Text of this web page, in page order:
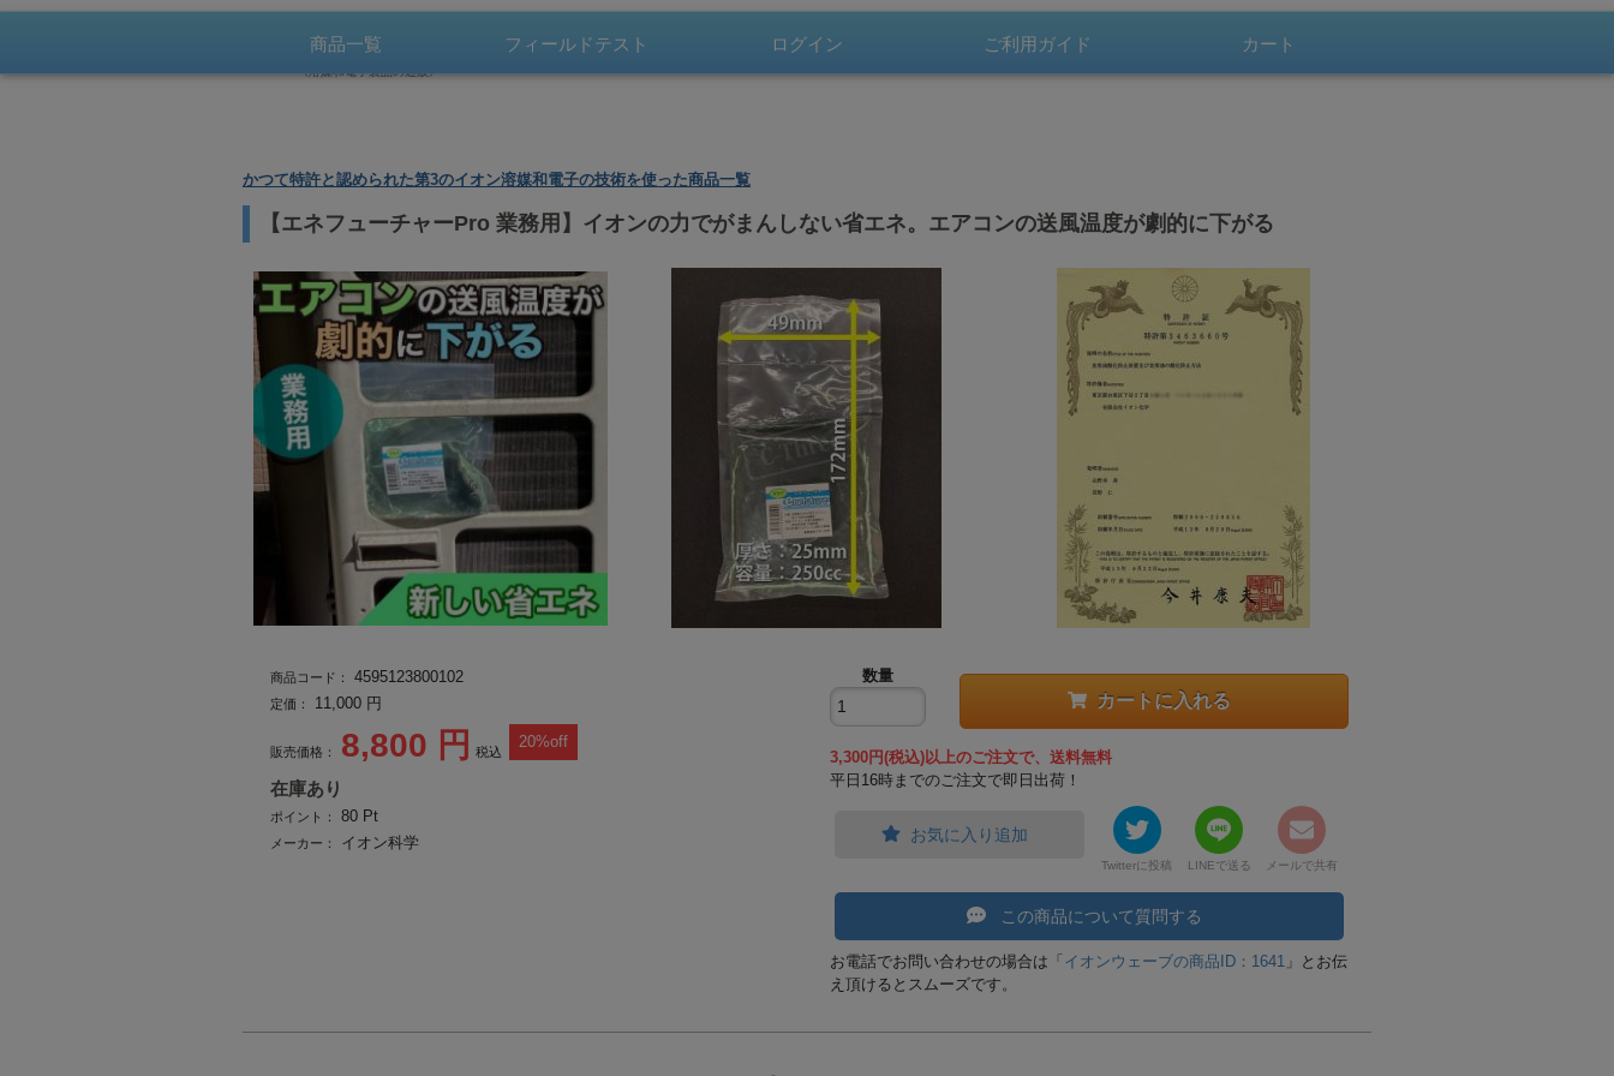
サルフェーション溶解・除去で
鉛バッテリー復活、燃費改善
《溶媒和電子製品の通販》
会員登録
500pt！
送料無料
商品一覧 フィールドテスト ログイン ご利用 ガイド カート
かつて特許と認められた第3のイオン溶媒和電子の技術を使った商品一覧
【エネフューチャーPro 業務用】イオンの力でがまんしない省エネ。エアコンの送風温度が劇的に下がる
商品コード： 4595123800102
定価： 11,000 円
販売価格： 8,800 円 税込
20%off
在庫あり
ポイント： 80 Pt
メーカー： イオン科学
数量
カートに入れる
3,300円(税込)以上のご注文で、送料無料
平日16時までのご注文で即日出荷！
お気に入り追加
Twitterに投稿 LINEで送る メールで共有
この商品について質問する
お電話でお問い合わせの場合は「イオンウェーブの商品ID：1641 」とお伝
え頂けるとスムーズです。